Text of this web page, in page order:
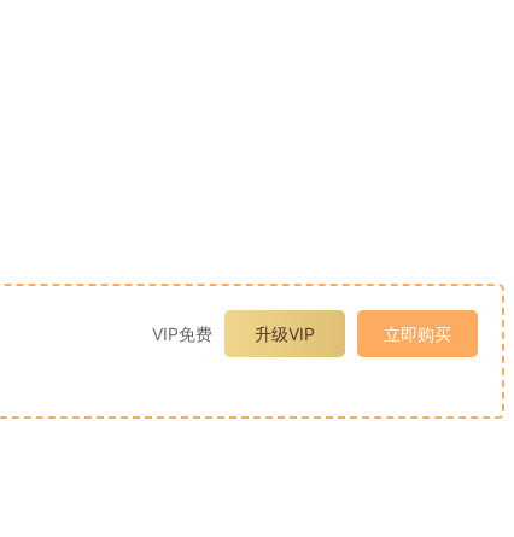
VIP免费 升级VIP 立即购买